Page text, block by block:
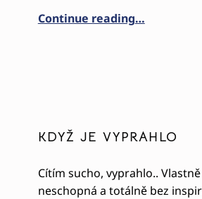
Continue reading…
KDYŽ JE VYPRAHLO
Cítím sucho, vyprahlo..
neschopná a totálně bez